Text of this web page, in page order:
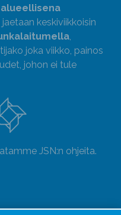
alueellisena
keskiviikkoisin
,
joka viikko, painos
johon ei tule
JSN:n ohjeita.